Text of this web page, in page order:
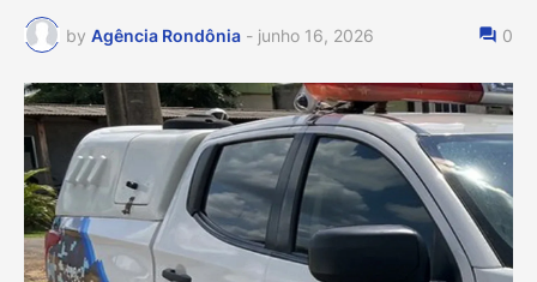
by Agência Rondônia - junho 16, 2026 0